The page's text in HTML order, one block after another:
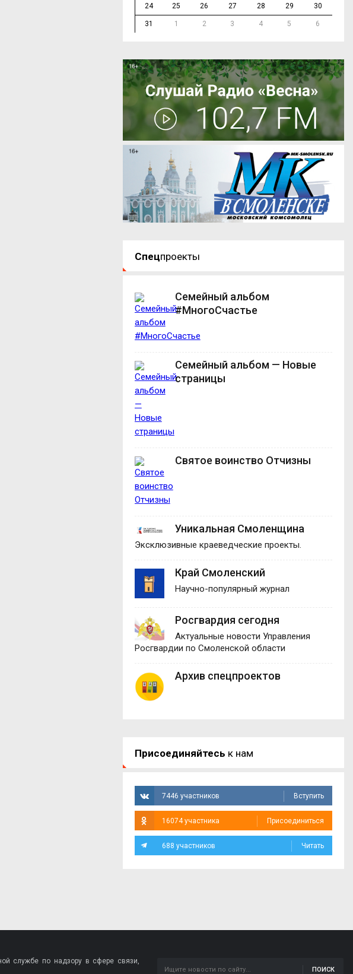
24 25 26 27 28 29 30
31 1 2 3 4 5 6
Спецпроекты
Семейный альбом
#МногоСчастье
Семейный альбом — Новые
страницы
Святое воинство Отчизны
Уникальная Смоленщина
Эксклюзивные краеведческие проекты.
Край Смоленский
Научно-популярный журнал
Росгвардия сегодня
Актуальные новости Управления
Росгвардии по Смоленской области
Архив спецпроектов
Присоединяйтесь к нам
7446 участников Вступить
16074 участника Присоединиться
688 участников Читать
службе по надзору в сфере связи,
ПОИСК